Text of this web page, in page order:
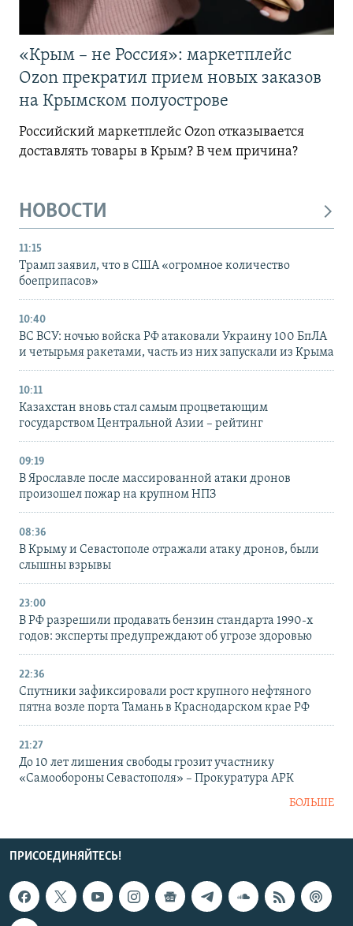
«Крым – не Россия»: маркетплейс
Ozon прекратил прием новых заказов
на Крымском полуострове
Российский маркетплейс Ozon отказывается
доставлять товары в Крым? В чем причина?
НОВОСТИ
11:15
Трамп заявил, что в США «огромное количество
боеприпасов»
10:40
ВС ВСУ: ночью войска РФ атаковали Украину 100 БпЛА
и четырьмя ракетами, часть из них запускали из Крыма
10:11
Казахстан вновь стал самым процветающим
государством Центральной Азии – рейтинг
09:19
В Ярославле после массированной атаки дронов
произошел пожар на крупном НПЗ
08:36
В Крыму и Севастополе отражали атаку дронов, были
слышны взрывы
23:00
В РФ разрешили продавать бензин стандарта 1990-х
годов: эксперты предупреждают об угрозе здоровью
22:36
Спутники зафиксировали рост крупного нефтяного
пятна возле порта Тамань в Краснодарском крае РФ
21:27
До 10 лет лишения свободы грозит участнику
«Самообороны Севастополя» – Прокуратура АРК
БОЛЬШЕ
ПРИСОЕДИНЯЙТЕСЬ!